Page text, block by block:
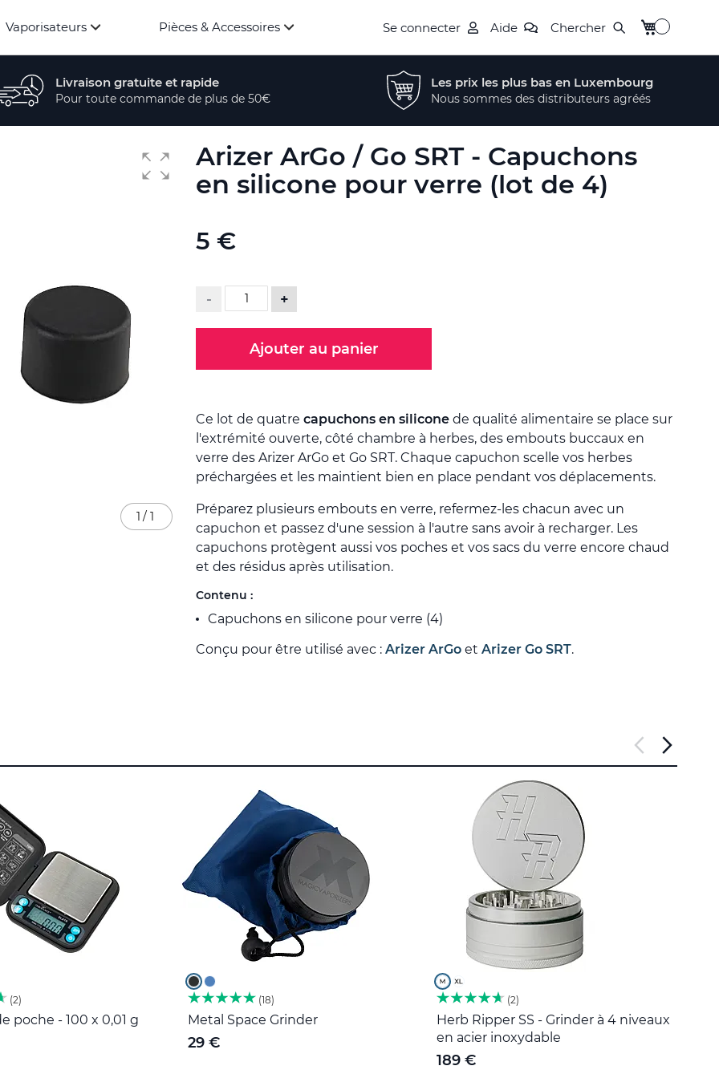
Vaporisateurs Pièces & Accessoires Se connecter Aide Chercher Mon panier
Livraison gratuite et rapide
Pour toute commande de plus de 50€
Les prix les plus bas en Luxembourg
Nous sommes des distributeurs agréés
Arizer ArGo / Go SRT - Capuchons
en silicone pour verre (lot de 4)
5 €
- +
Ajouter au panier
Ce lot de quatre capuchons en silicone de qualité alimentaire se place sur
l'extrémité ouverte, côté chambre à herbes, des embouts buccaux en
verre des Arizer ArGo et Go SRT. Chaque capuchon scelle vos herbes
préchargées et les maintient bien en place pendant vos déplacements.
Préparez plusieurs embouts en verre, refermez-les chacun avec un
capuchon et passez d'une session à l'autre sans avoir à recharger. Les
capuchons protègent aussi vos poches et vos sacs du verre encore chaud
et des résidus après utilisation.
Contenu :
Capuchons en silicone pour verre (4)
Conçu pour être utilisé avec : Arizer ArGo et Arizer Go SRT.
1 / 1
2
poche - 100 x 0,01 g
18
Metal Space Grinder
29 €
2
Herb Ripper SS - Grinder à 4 niveaux
en acier inoxydable
189 €